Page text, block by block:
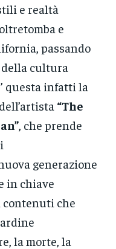
e realtà
e
passando
della cultura
questa infatti la
“The
, che prende
generazione
in chiave
che
la morte, la